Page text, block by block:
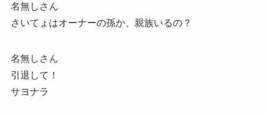
名無しさん
さいてょはオーナーの孫か、親族いるの？
名無しさん
引退して！
サヨナラ